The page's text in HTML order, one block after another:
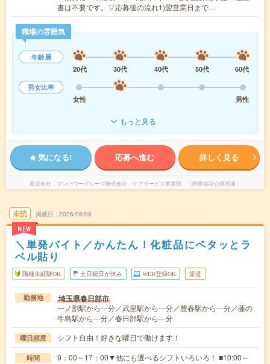
書は不要です。▽応募後の流れ1)翌営業日まで…
職場の雰囲気
年齢層
20代
30代 40代 50代
60代
男女比率
女性
男性
もっと見る
気になる! 応募へ進む 詳しく見る
派遣会社 マンパワーグループ株式会社 ケアサービス事業部 （医療福祉介護関連）
未読
NEW
掲載日 2026/08/08
＼単発バイト／かんたん！化粧品にペタッとラ
ベル貼り
職種未経験OK 土日祝日が休み WEB登録OK 派遣
勤務地 埼玉県春日部市
一ノ割駅から---分／武里駅から---分／豊春駅から---分／藤の
牛島駅から---分／春日部駅から---分
曜日頻度 シフト自由！好きな曜日で働けます！
時間
9：00～17：00▼他にも選べるシフトいろいろ！ ■10:00～